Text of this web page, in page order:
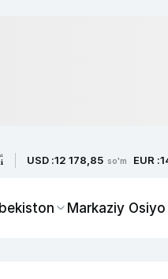
USD :12 178,85 so'm EUR :
Markaziy Osiyo